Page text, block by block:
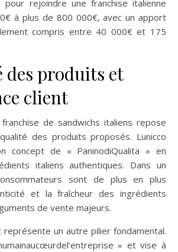
rejoindre une franchise italienne
à plus de 800 000€, avec un apport
compris entre 40 000€ et 175
des produits et
client
de sandwichs italiens repose
des produits proposés. Lunicco
concept de « PaninodiQualita » en
italiens authentiques. Dans un
sont de plus en plus
et la fraîcheur des ingrédients
de vente majeurs.
représente un autre pilier fondamental.
» et vise à